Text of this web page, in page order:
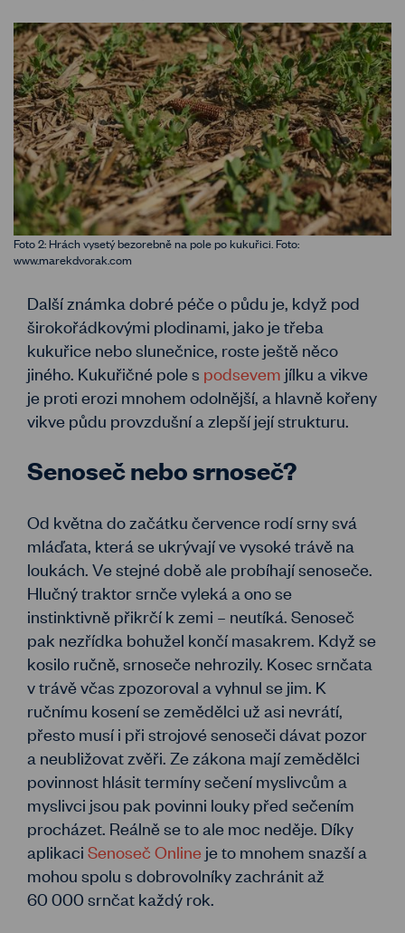
Foto 2: Hrách vysetý bezorebně na pole po kukuřici. Foto:
www.marekdvorak.com
Další známka dobré péče o půdu je, když pod
širokořádkovými plodinami, jako je třeba
kukuřice nebo slunečnice, roste ještě něco
jiného. Kukuřičné pole s podsevem jílku a vikve
je proti erozi mnohem odolnější, a hlavně kořeny
vikve půdu provzdušní a zlepší její strukturu.
Senoseč nebo srnoseč?
Od května do začátku července rodí srny svá
mláďata, která se ukrývají ve vysoké trávě na
loukách. Ve stejné době ale probíhají senoseče.
Hlučný traktor srnče vyleká a ono se
instinktivně přikrčí k zemi – neutíká. Senoseč
pak nezřídka bohužel končí masakrem. Když se
kosilo ručně, srnoseče nehrozily. Kosec srnčata
v trávě včas zpozoroval a vyhnul se jim. K
ručnímu kosení se zemědělci už asi nevrátí,
přesto musí i při strojové senoseči dávat pozor
a neubližovat zvěři. Ze zákona mají zemědělci
povinnost hlásit termíny sečení myslivcům a
myslivci jsou pak povinni louky před sečením
procházet. Reálně se to ale moc neděje. Díky
aplikaci Senoseč Online je to mnohem snazší a
mohou spolu s dobrovolníky zachránit až
60 000 srnčat každý rok.